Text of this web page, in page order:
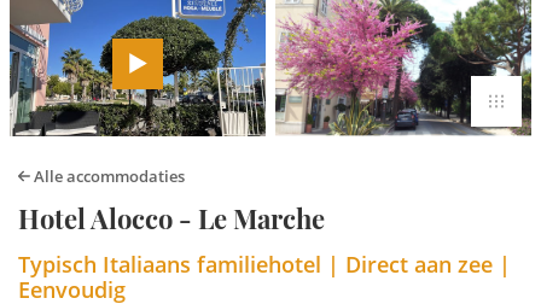
Alle accommodaties
Hotel Alocco - Le Marche
Typisch Italiaans familiehotel | Direct aan zee |
Eenvoudig